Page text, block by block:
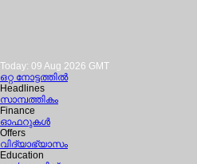
Today: 09 Aug 2026 GMT
ഒറ്റ നോട്ടത്തില്‍
Headlines
സാമ്പത്തികം
Finance
ഓഫറുകള്‍
Offers
വിദ്യാഭ്യാസം
Education